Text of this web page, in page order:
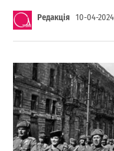
Редакція 10-04-